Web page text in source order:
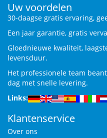
Uw voordelen
30-daagse gratis ervaring,
Een jaar garantie, gratis
Gloednieuwe kwaliteit,
levensduur.
Het professionele team
dag met snelle levering.
Links:
Klantenservice
Over ons